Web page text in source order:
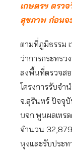
เกษตรฯ ตรว
สุขภาพก่อนจ
ตามที่ภูมิธรรม
ว่าการกระทร
ลงพื้นที่ตรวจส
โครงการรับจำ
จ.สุรินทร์ ปัจจุบั
บจก.พูนผลเทร
จำนวน 32,879
หุงและรับประท